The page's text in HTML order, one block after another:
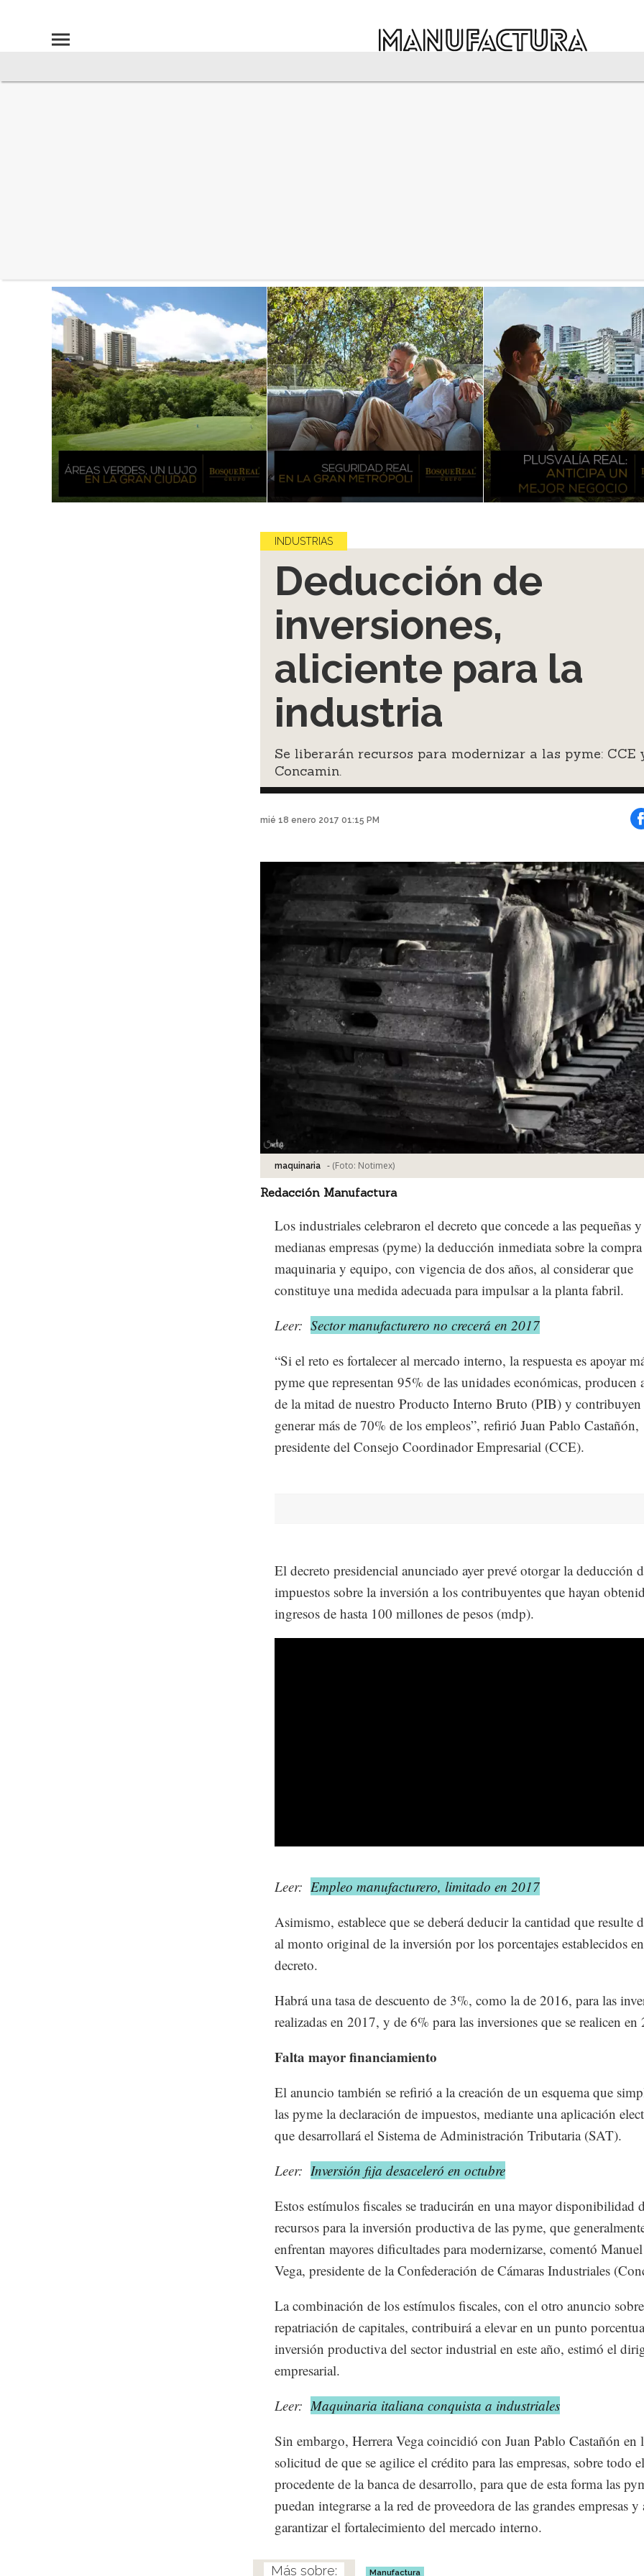
INDUSTRIAS
Deducción de
inversiones,
aliciente para la
industria
Se liberarán recursos para modernizar a las pyme: CCE
Concamin.
mié 18 enero 2017 01:15 PM
maquinaria - (Foto: Notimex)
Redacción Manufactura
Los industriales celebraron el decreto que concede a las pequeñas y
medianas empresas (pyme) la deducción inmediata sobre la
maquinaria y equipo, con vigencia de dos años, al considerar que
constituye una medida adecuada para impulsar a la planta fabril.
Leer: Sector manufacturero no crecerá en 2017
“Si el reto es fortalecer al mercado interno, la respuesta es apoyar
pyme que representan 95% de las unidades económicas, producen
de la mitad de nuestro Producto Interno Bruto (PIB) y contribuyen
generar más de 70% de los empleos”, refirió Juan Pablo Castañón,
presidente del Consejo Coordinador Empresarial (CCE).
El decreto presidencial anunciado ayer prevé otorgar la deducción
impuestos sobre la inversión a los contribuyentes que hayan
ingresos de hasta 100 millones de pesos (mdp).
Leer: Empleo manufacturero, limitado en 2017
Asimismo, establece que se deberá deducir la cantidad que resulte
al monto original de la inversión por los porcentajes establecidos
decreto.
Habrá una tasa de descuento de 3%, como la de 2016, para las
realizadas en 2017, y de 6% para las inversiones que se realicen en
Falta mayor financiamiento
El anuncio también se refirió a la creación de un esquema que
las pyme la declaración de impuestos, mediante una aplicación
que desarrollará el Sistema de Administración Tributaria (SAT).
Leer: Inversión fija desaceleró en octubre
Estos estímulos fiscales se traducirán en una mayor disponibilidad
recursos para la inversión productiva de las pyme, que
enfrentan mayores dificultades para modernizarse, comentó
Vega, presidente de la Confederación de Cámaras Industriales
La combinación de los estímulos fiscales, con el otro anuncio
repatriación de capitales, contribuirá a elevar en un punto
inversión productiva del sector industrial en este año, estimó el
empresarial.
Leer: Maquinaria italiana conquista a industriales
Sin embargo, Herrera Vega coincidió con Juan Pablo Castañón en
solicitud de que se agilice el crédito para las empresas, sobre todo el
procedente de la banca de desarrollo, para que de esta forma las
puedan integrarse a la red de proveedora de las grandes empresas y
garantizar el fortalecimiento del mercado interno.
Manufactura